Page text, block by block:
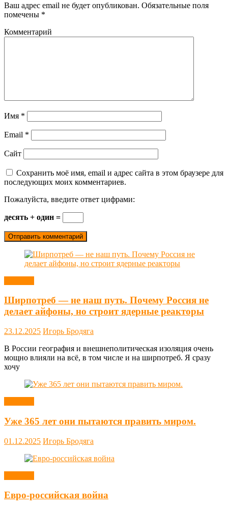
Ваш адрес email не будет опубликован. Обязательные поля
помечены *
Комментарий
Имя *
Email *
Сайт
Сохранить моё имя, email и адрес сайта в этом браузере для
последующих моих комментариев.
Пожалуйста, введите ответ цифрами:
десять + один =
Ширпотреб — не наш путь. Почему Россия не
делает айфоны, но строит ядерные реакторы
23.12.2025 Игорь Бродяга
В России география и внешнеполитическая изоляция очень
мощно влияли на всё, в том числе и на ширпотреб. Я сразу
хочу
Уже 365 лет они пытаются править миром.
01.12.2025 Игорь Бродяга
Евро-российская война